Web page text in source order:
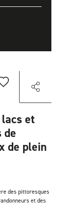
et
de
de plein
des pittoresques
et des